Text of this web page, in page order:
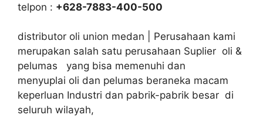
telpon : +628-7883-400-500
distributor oli union medan | Perusahaan kami
merupakan salah satu perusahaan Suplier oli &
pelumas yang bisa memenuhi dan
menyuplai oli dan pelumas beraneka macam
keperluan Industri dan pabrik-pabrik besar di
seluruh wilayah,